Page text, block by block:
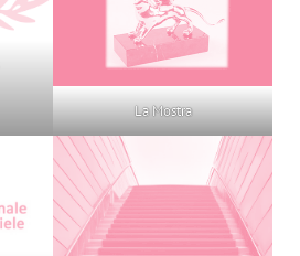
La Mostra